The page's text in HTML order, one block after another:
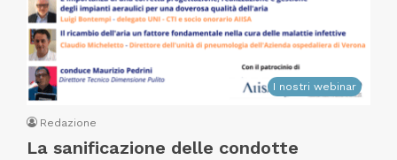
I nostri webinar
Redazione
La sanificazione delle condotte